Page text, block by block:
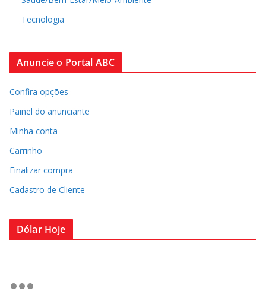
Tecnologia
Anuncie o Portal ABC
Confira opções
Painel do anunciante
Minha conta
Carrinho
Finalizar compra
Cadastro de Cliente
Dólar Hoje